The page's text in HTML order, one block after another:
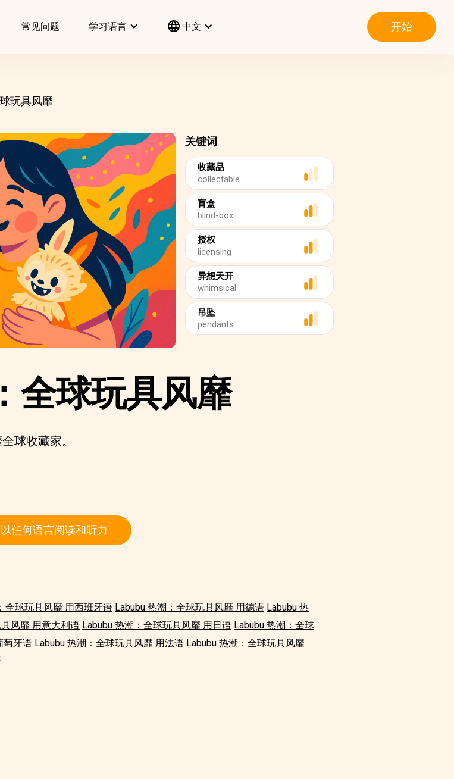
常见问题 学习语言 中文 开始
玩具风靡
关键词
收藏品
collectable
盲盒
blind-box
授权
licensing
异想天开
whimsical
吊坠
pendants
全球玩具风靡
球收藏家。
以任何语言阅读和听力
全球玩具风靡 用西班牙语 Labubu 热潮：全球玩具风靡 用德语 Labubu 热
风靡 用意大利语 Labubu 热潮：全球玩具风靡 用日语 Labubu 热潮：全球
萄牙语 Labubu 热潮：全球玩具风靡 用法语 Labubu 热潮：全球玩具风靡